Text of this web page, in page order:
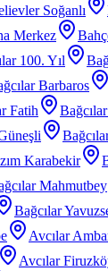
Soğanlı
Merkez
100. Yıl
Barbaros
Fatih
Karabekir
Mahmutbey
Bağcılar
Avcılar
Avcılar